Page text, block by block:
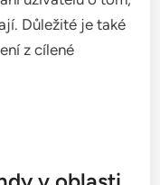
výkon
vidí stejné
za otravné.